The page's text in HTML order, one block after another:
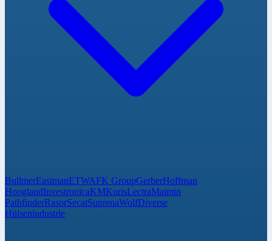
BullmerEastmanETWAFK GroupGerberHoffman
HooglandInvestronicaKMKurisLectraMaimin
PathfinderRasorSecatSuprenaWolfDiverse
Hülsenindustrie